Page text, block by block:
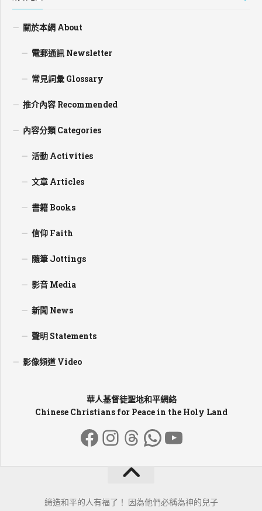
關於本網 About
電郵通訊 Newsletter
常見詞彙 Glossary
推介內容 Recommended
內容分類 Categories
活動 Activities
文章 Articles
書籍 Books
信仰 Faith
隨筆 Jottings
影音 Media
新聞 News
聲明 Statements
影像頻道 Video
華人基督徒聖地和平網絡
Chinese Christians for Peace in the Holy Land
Facebook
Instagram
Threads
WhatsApp
YouTube
締造和平的人有福了！ 因為他們必稱為神的兒子